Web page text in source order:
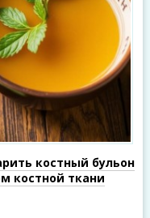
костный бульон
костной ткани